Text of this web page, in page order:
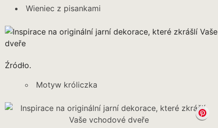
Wieniec z pisankami
Źródło.
Motyw króliczka